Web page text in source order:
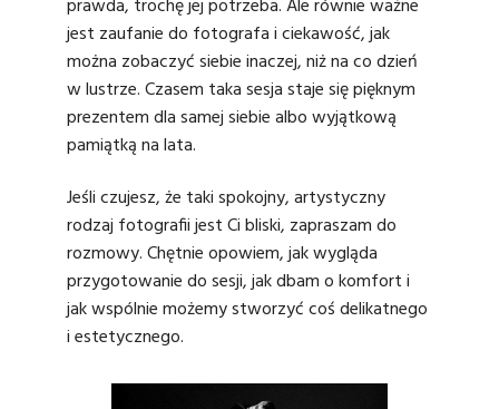
prawda, trochę jej potrzeba. Ale równie ważne
jest zaufanie do fotografa i ciekawość, jak
można zobaczyć siebie inaczej, niż na co dzień
w lustrze. Czasem taka sesja staje się pięknym
prezentem dla samej siebie albo wyjątkową
pamiątką na lata.
Jeśli czujesz, że taki spokojny, artystyczny
rodzaj fotografii jest Ci bliski, zapraszam do
rozmowy. Chętnie opowiem, jak wygląda
przygotowanie do sesji, jak dbam o komfort i
jak wspólnie możemy stworzyć coś delikatnego
i estetycznego.